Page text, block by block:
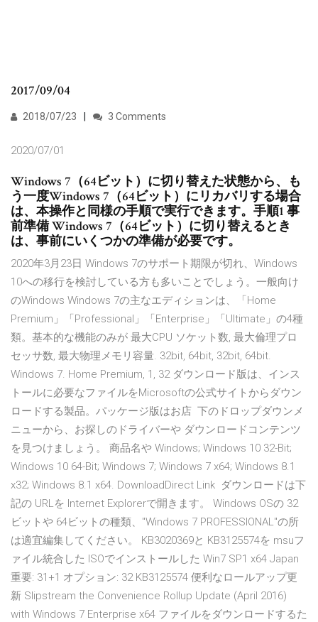
2017/09/04
2018/07/23 3 Comments
2020/07/01
Windows 7（64ビット）に切り替えた状態から、も
う一度Windows 7（64ビット）にリカバリする場合
は、本操作と同様の手順で実行できます。手順1 事
前準備 Windows 7（64ビット）に切り替えるとき
は、事前にいくつかの準備が必要です。
2020年3月23日 Windows 7のサポート期限が切れ、Windows
10への移行を検討している方も多いことでしょう。一般向け
のWindows Windows 7の主なエディションは、「Home
Premium」「Professional」「Enterprise」「Ultimate」の4種
類。基本的な機能のみが 最大CPU ソケット数, 最大倫理プロ
セッサ数, 最大物理メモリ容量. 32bit, 64bit, 32bit, 64bit.
Windows 7. Home Premium, 1, 32 ダウンロード版は、インス
トールに必要なファイルをMicrosoftの公式サイトからダウン
ロードする製品。パッケージ版はお店 下のドロップダウンメ
ニューから、お探しのドライバーや ダウンロードコンテンツ
を見つけましょう。 商品名や Windows; Windows 10 32-Bit;
Windows 10 64-Bit; Windows 7; Windows 7 x64; Windows 8.1
x32; Windows 8.1 x64. DownloadDirect Link ダウンロードは下
記の URLを Internet Explorerで開きます。 Windows OSの 32
ビットや 64ビットの種類、"Windows 7 PROFESSIONAL"の所
は適宜編集してください。 KB3020369と KB3125574を msuフ
ァイル統合した ISOでインストールした Win7 SP1 x64 Japan
重要: 31+1 オプション: 32 KB3125574 便利なロールアップ更
新 Slipstream the Convenience Rollup Update (April 2016)
with Windows 7 Enterprise x64 ファイルをダウンロードするた